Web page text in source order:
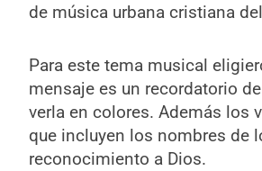
de música urbana cristiana
Para este tema musical
mensaje es un recordatorio
verla en colores. Además los
que incluyen los nombres de
reconocimiento a Dios.